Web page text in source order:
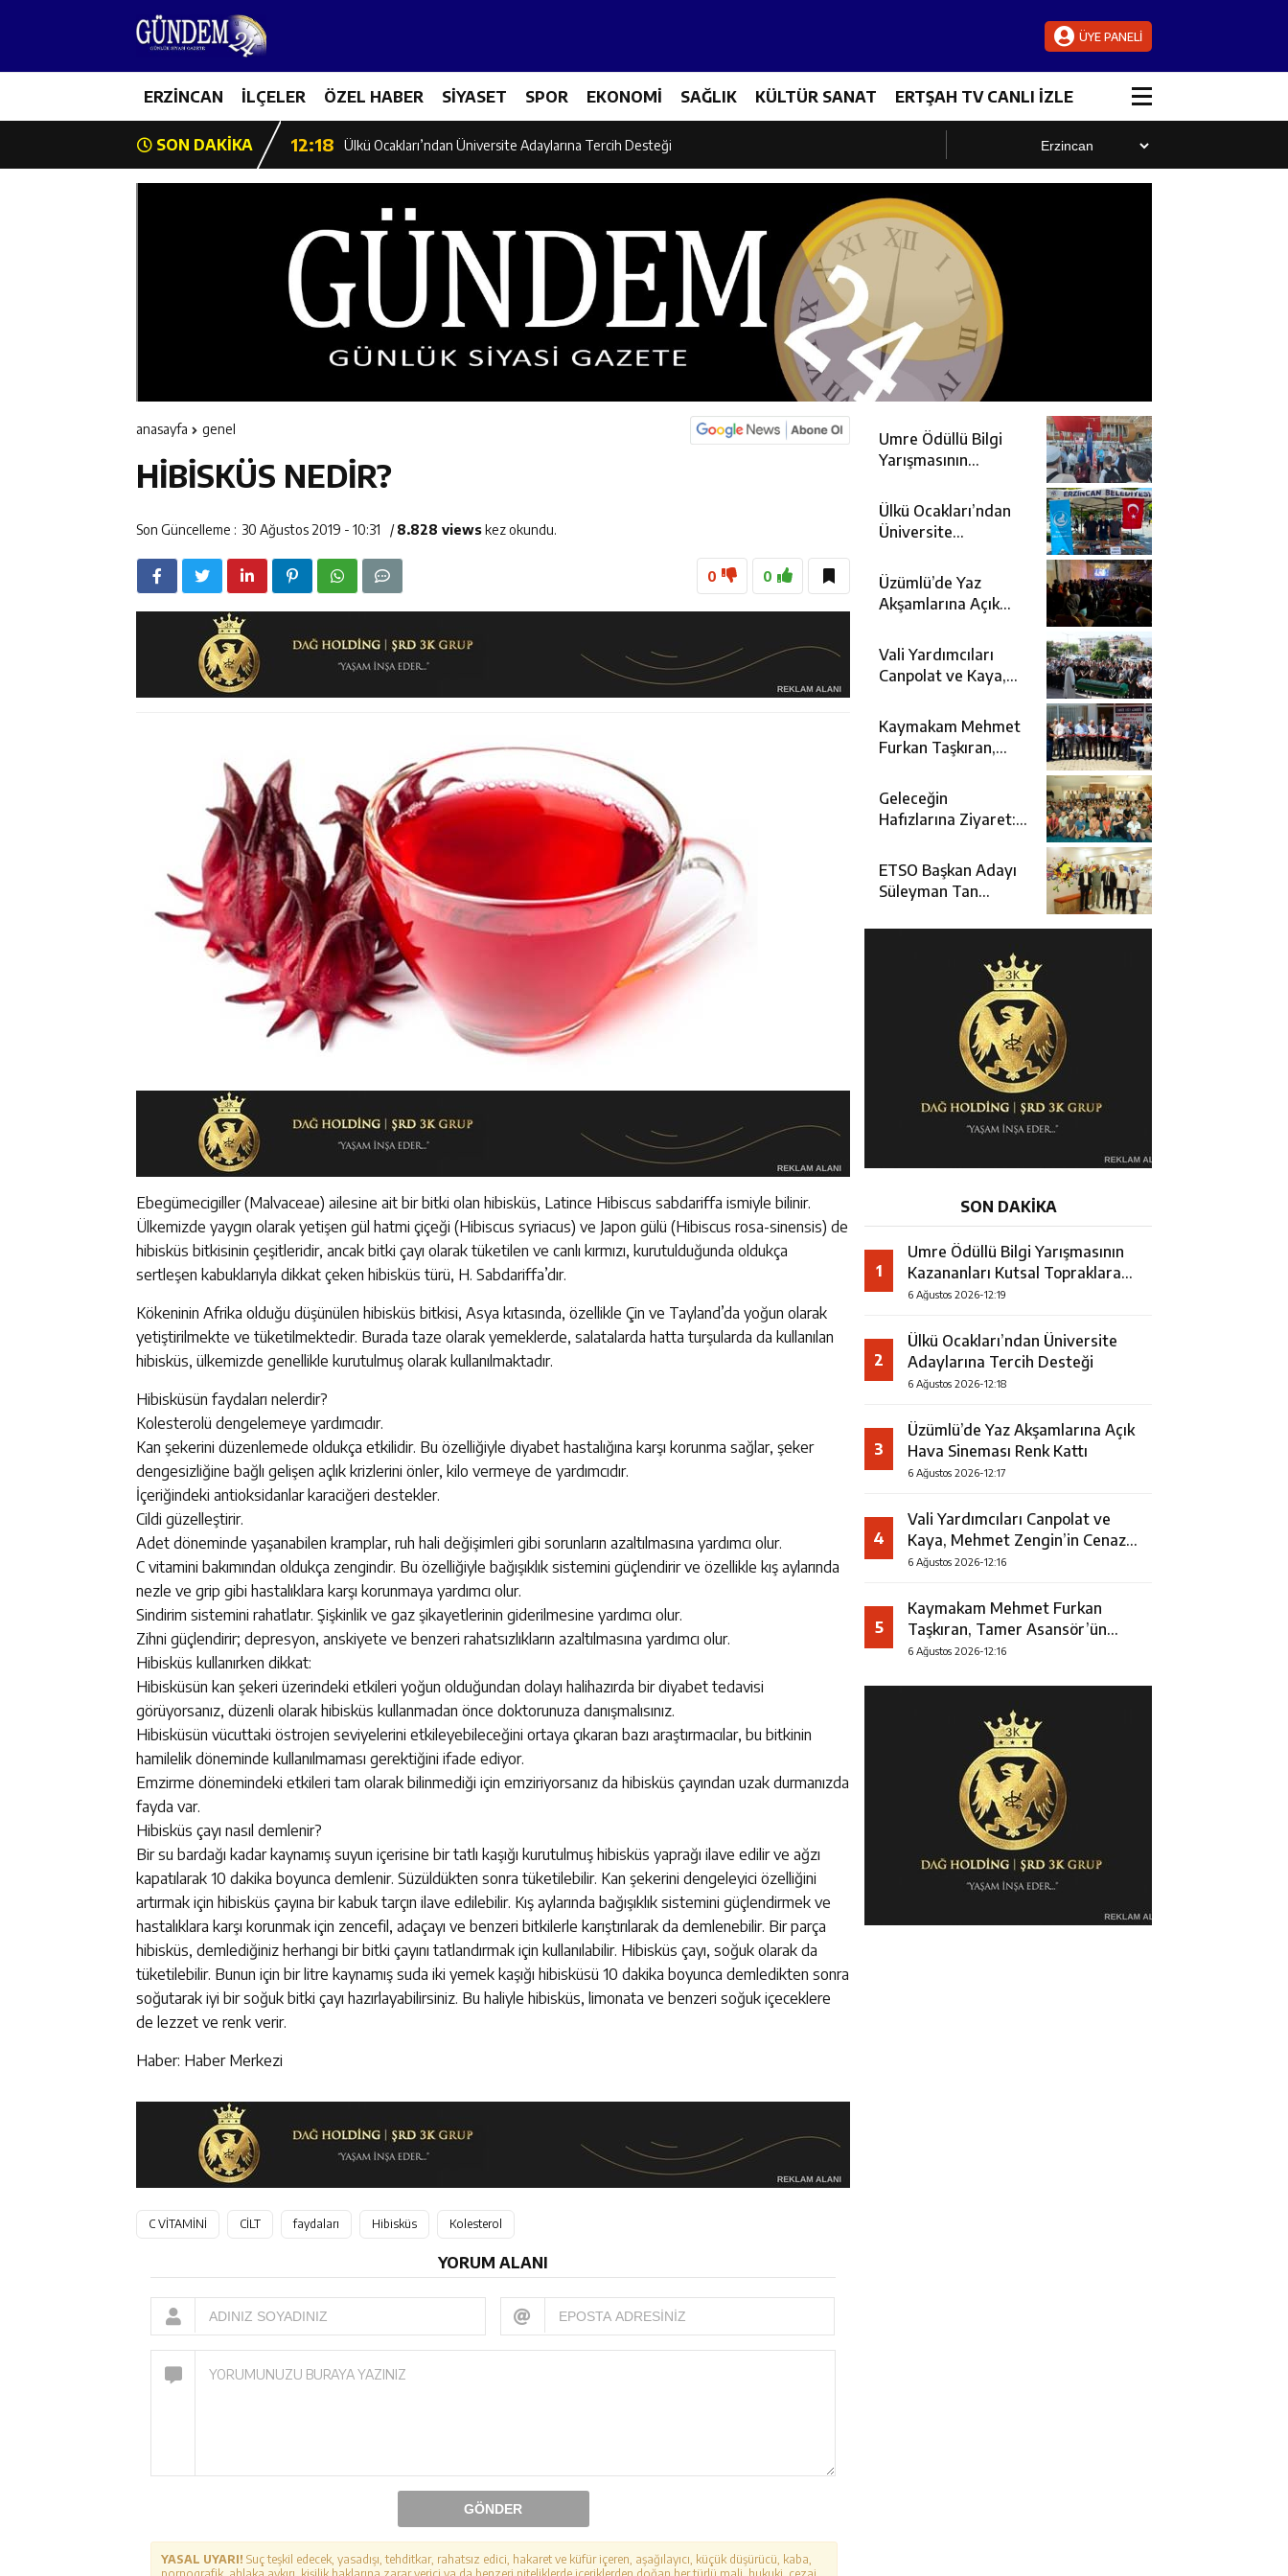
ÜYE PANELİ
ERZİNCAN İLÇELER ÖZEL HABER SİYASET SPOR EKONOMİ SAĞLIK KÜLTÜR SANAT ERTŞAH TV CANLI İZLE
SON DAKİKA
12:19 Umre Ödüllü Bilgi Yarışmasının Kazananları Kutsal Topraklara Uğurlandı
12:18 Ülkü Ocakları’ndan Üniversite Adaylarına Tercih Desteği
12:16 Vali Yardımcıları Canpolat ve Kaya, Mehmet Zengin’in Cenaze Törenine Katıldı
12:16 Kaymakam Mehmet Furkan Taşkıran, Tamer Asansör’ün Açılışına Katıldı
Geleceğin Hafızlarına Ziyaret: Burhan İşliyen Erzincan’da Kur’an Kursu Öğrencileriyle Buluştu
Erzincan’da Aranan 45 Şahıs Yakalandı: 24 Hükümlü Cezaevine Gönderildi
12:13 Erzincan Erkek Tenis Takımı ANALİG’de Yarı Final Biletini Aldı
12:12 Erzincan Emniyet Personeline Finansal Okuryazarlık Eğitimi
12:19 Umre Ödüllü Bilgi Yarışmasının Kazananları Kutsal Topraklara Uğurlandı
anasayfa genel
HİBİSKÜS NEDİR?
Son Güncelleme : 30 Ağustos 2019 - 10:31 /8.828 viewskez okundu.
0
0
Ebegümecigiller (Malvaceae) ailesine ait bir bitki olan hibisküs, Latince Hibiscus sabdariffa ismiyle bilinir.
Ülkemizde yaygın olarak yetişen gül hatmi çiçeği (Hibiscus syriacus) ve Japon gülü (Hibiscus rosa-sinensis) de
hibisküs bitkisinin çeşitleridir, ancak bitki çayı olarak tüketilen ve canlı kırmızı, kurutulduğunda oldukça
sertleşen kabuklarıyla dikkat çeken hibisküs türü, H. Sabdariffa’dır.
Kökeninin Afrika olduğu düşünülen hibisküs bitkisi, Asya kıtasında, özellikle Çin ve Tayland’da yoğun olarak
yetiştirilmekte ve tüketilmektedir. Burada taze olarak yemeklerde, salatalarda hatta turşularda da kullanılan
hibisküs, ülkemizde genellikle kurutulmuş olarak kullanılmaktadır.
Hibisküsün faydaları nelerdir?
Kolesterolü dengelemeye yardımcıdır.
Kan şekerini düzenlemede oldukça etkilidir. Bu özelliğiyle diyabet hastalığına karşı korunma sağlar, şeker
dengesizliğine bağlı gelişen açlık krizlerini önler, kilo vermeye de yardımcıdır.
İçeriğindeki antioksidanlar karaciğeri destekler.
Cildi güzelleştirir.
Adet döneminde yaşanabilen kramplar, ruh hali değişimleri gibi sorunların azaltılmasına yardımcı olur.
C vitamini bakımından oldukça zengindir. Bu özelliğiyle bağışıklık sistemini güçlendirir ve özellikle kış aylarında
nezle ve grip gibi hastalıklara karşı korunmaya yardımcı olur.
Sindirim sistemini rahatlatır. Şişkinlik ve gaz şikayetlerinin giderilmesine yardımcı olur.
Zihni güçlendirir; depresyon, anskiyete ve benzeri rahatsızlıkların azaltılmasına yardımcı olur.
Hibisküs kullanırken dikkat:
Hibisküsün kan şekeri üzerindeki etkileri yoğun olduğundan dolayı halihazırda bir diyabet tedavisi
görüyorsanız, düzenli olarak hibisküs kullanmadan önce doktorunuza danışmalısınız.
Hibisküsün vücuttaki östrojen seviyelerini etkileyebileceğini ortaya çıkaran bazı araştırmacılar, bu bitkinin
hamilelik döneminde kullanılmaması gerektiğini ifade ediyor.
Emzirme dönemindeki etkileri tam olarak bilinmediği için emziriyorsanız da hibisküs çayından uzak durmanızda
fayda var.
Hibisküs çayı nasıl demlenir?
Bir su bardağı kadar kaynamış suyun içerisine bir tatlı kaşığı kurutulmuş hibisküs yaprağı ilave edilir ve ağzı
kapatılarak 10 dakika boyunca demlenir. Süzüldükten sonra tüketilebilir. Kan şekerini dengeleyici özelliğini
artırmak için hibisküs çayına bir kabuk tarçın ilave edilebilir. Kış aylarında bağışıklık sistemini güçlendirmek ve
hastalıklara karşı korunmak için zencefil, adaçayı ve benzeri bitkilerle karıştırılarak da demlenebilir. Bir parça
hibisküs, demlediğiniz herhangi bir bitki çayını tatlandırmak için kullanılabilir. Hibisküs çayı, soğuk olarak da
tüketilebilir. Bunun için bir litre kaynamış suda iki yemek kaşığı hibisküsü 10 dakika boyunca demledikten sonra
soğutarak iyi bir soğuk bitki çayı hazırlayabilirsiniz. Bu haliyle hibisküs, limonata ve benzeri soğuk içeceklere
de lezzet ve renk verir.
Haber: Haber Merkezi
C VİTAMİNİ CİLT faydaları Hibisküs Kolesterol
YORUM ALANI
GÖNDER
YASAL UYARI! Suç teşkil edecek, yasadışı, tehditkar, rahatsız edici, hakaret ve küfür içeren, aşağılayıcı, küçük düşürücü, kaba,
Umre Ödüllü Bilgi
Yarışmasının
Topraklara
Uğurlandı
Ülkü Ocakları’ndan
Üniversite
Desteği
Üzümlü’de Yaz
Akşamlarına Açık
Kattı
Vali Yardımcıları
Canpolat ve Kaya,
Cenaze Törenine
Katıldı
Kaymakam Mehmet
Furkan Taşkıran,
Açılışına Katıldı
Geleceğin
Hafızlarına Ziyaret:
Erzincan’da Kur’an
Kursu Öğrencileriyle
Buluştu
ETSO Başkan Adayı
Süleyman Tan
Sürdürüyor
SON DAKİKA
1
Umre Ödüllü Bilgi Yarışmasının
Kazananları Kutsal Topraklara
Uğurlandı
6 Ağustos 2026-12:19
2
Ülkü Ocakları’ndan Üniversite
Adaylarına Tercih Desteği
6 Ağustos 2026-12:18
3
Üzümlü’de Yaz Akşamlarına Açık
Hava Sineması Renk Kattı
6 Ağustos 2026-12:17
4
Vali Yardımcıları Canpolat ve
Kaya, Mehmet Zengin’in Cenaze
Törenine Katıldı
6 Ağustos 2026-12:16
5
Kaymakam Mehmet Furkan
Taşkıran, Tamer Asansör’ün
Açılışına Katıldı
6 Ağustos 2026-12:16